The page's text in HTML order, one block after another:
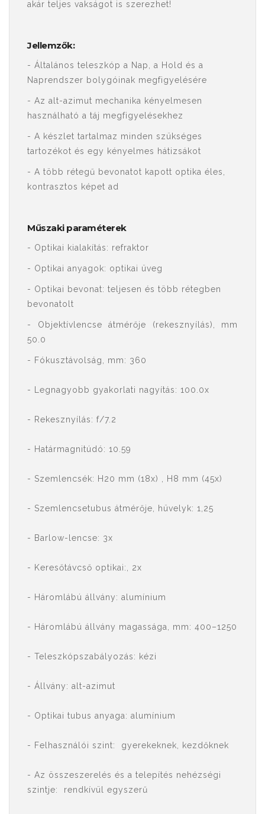
akár teljes vakságot is szerezhet!
Jellemzők:
- Általános teleszkóp a Nap, a Hold és a
Naprendszer bolygóinak megfigyelésére
- Az alt-azimut mechanika kényelmesen
használható a táj megfigyelésekhez
- A készlet tartalmaz minden szükséges
tartozékot és egy kényelmes hátizsákot
- A több rétegű bevonatot kapott optika éles,
kontrasztos képet ad
Műszaki paraméterek
- Optikai kialakítás: refraktor
- Optikai anyagok: optikai üveg
- Optikai bevonat: teljesen és több rétegben
bevonatolt
- Objektívlencse átmérője (rekesznyílás), mm
50.0
- Fókusztávolság, mm: 360
- Legnagyobb gyakorlati nagyítás: 100.0x
- Rekesznyílás: f/7.2
- Határmagnitúdó: 10.59
- Szemlencsék: H20 mm (18x) , H8 mm (45x)
- Szemlencsetubus átmérője, hüvelyk: 1,25
- Barlow-lencse: 3x
- Keresőtávcső optikai:, 2x
- Háromlábú állvány: alumínium
- Háromlábú állvány magassága, mm: 400–1250
- Teleszkópszabályozás: kézi
- Állvány: alt-azimut
- Optikai tubus anyaga: alumínium
- Felhasználói szint: gyerekeknek, kezdőknek
- Az összeszerelés és a telepítés nehézségi
szintje: rendkívül egyszerű